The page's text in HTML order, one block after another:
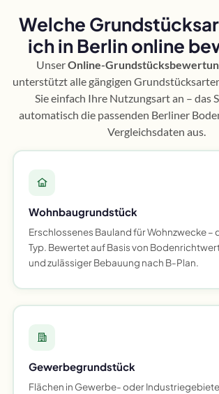
Welche
ich in Berlin online
UnserOnline-
unterstützt alle gängigen
Sie einfach Ihre Nutzungsart an – das
automatisch die passenden Berliner
Vergleichsdaten aus.
Wohnbaugrundstück
Erschlossenes Bauland für Wohnzwecke –
Typ. Bewertet auf Basis von
und zulässiger Bebauung nach B-Plan.
Gewerbegrundstück
Flächen in Gewerbe- oder